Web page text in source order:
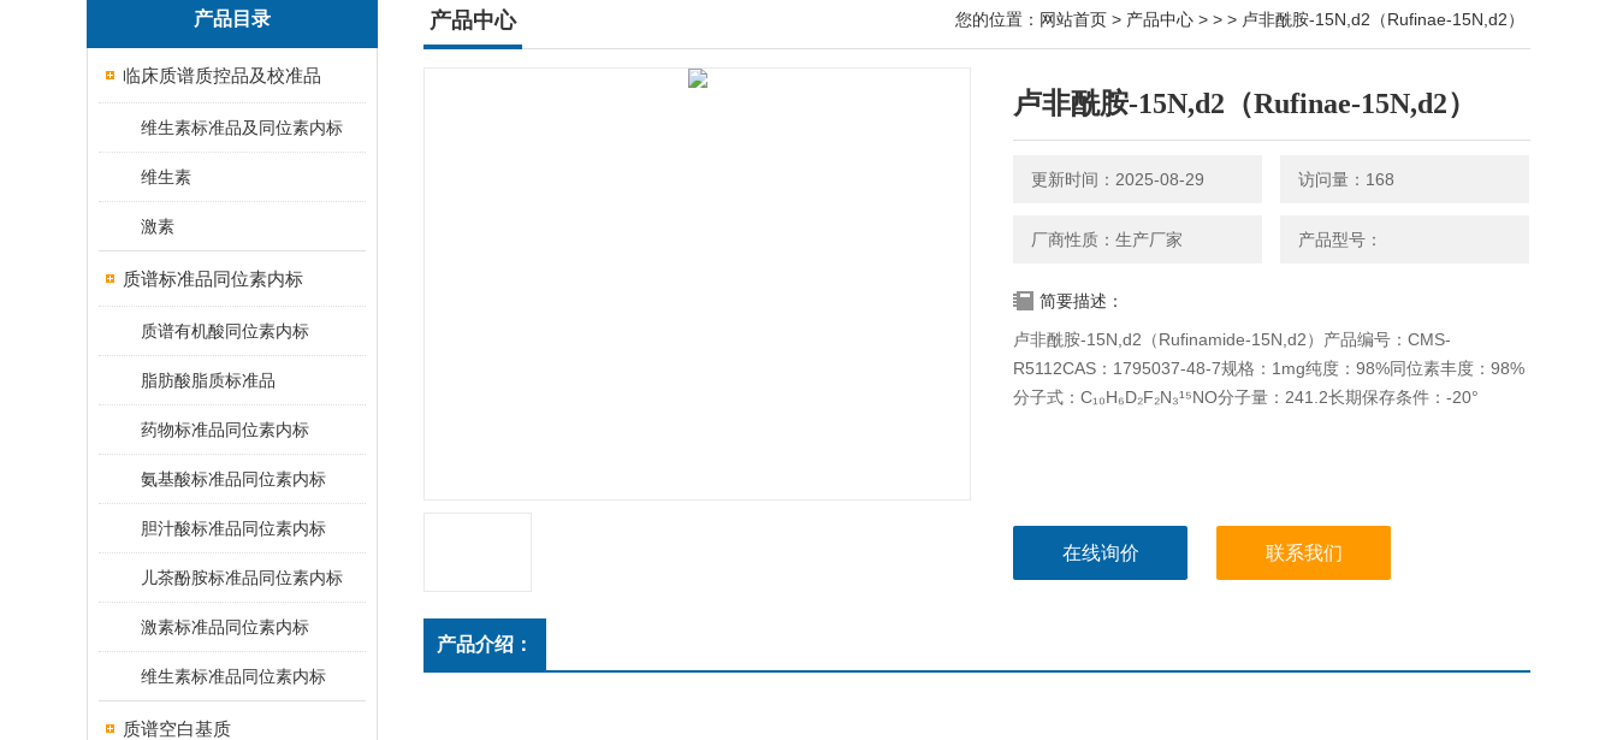
产品目录
临床质谱质控品及校准品
维生素标准品及同位素内标
维生素
激素
质谱标准品同位素内标
质谱有机酸同位素内标
脂肪酸脂质标准品
药物标准品同位素内标
氨基酸标准品同位素内标
胆汁酸标准品同位素内标
儿茶酚胺标准品同位素内标
激素标准品同位素内标
维生素标准品同位素内标
质谱空白基质
产品中心 您的位置： 网站首页 > 产品中心 > > > 卢非酰胺-15N,d2（Rufinae-15N,d2）
卢非酰胺-15N,d2（Rufinae-15N,d2）
更新时间：2025-08-29 访问量：168
厂商性质：生产厂家 产品型号：
简要描述：
卢非酰胺-15N,d2（Rufinamide-15N,d2）产品编号：CMS-
R5112CAS：1795037-48-7规格：1mg纯度：98%同位素丰度：98%
分子式：C₁₀H₆D₂F₂N₃¹⁵NO分子量：241.2长期保存条件：-20°
在线询价 联系我们
产品介绍：